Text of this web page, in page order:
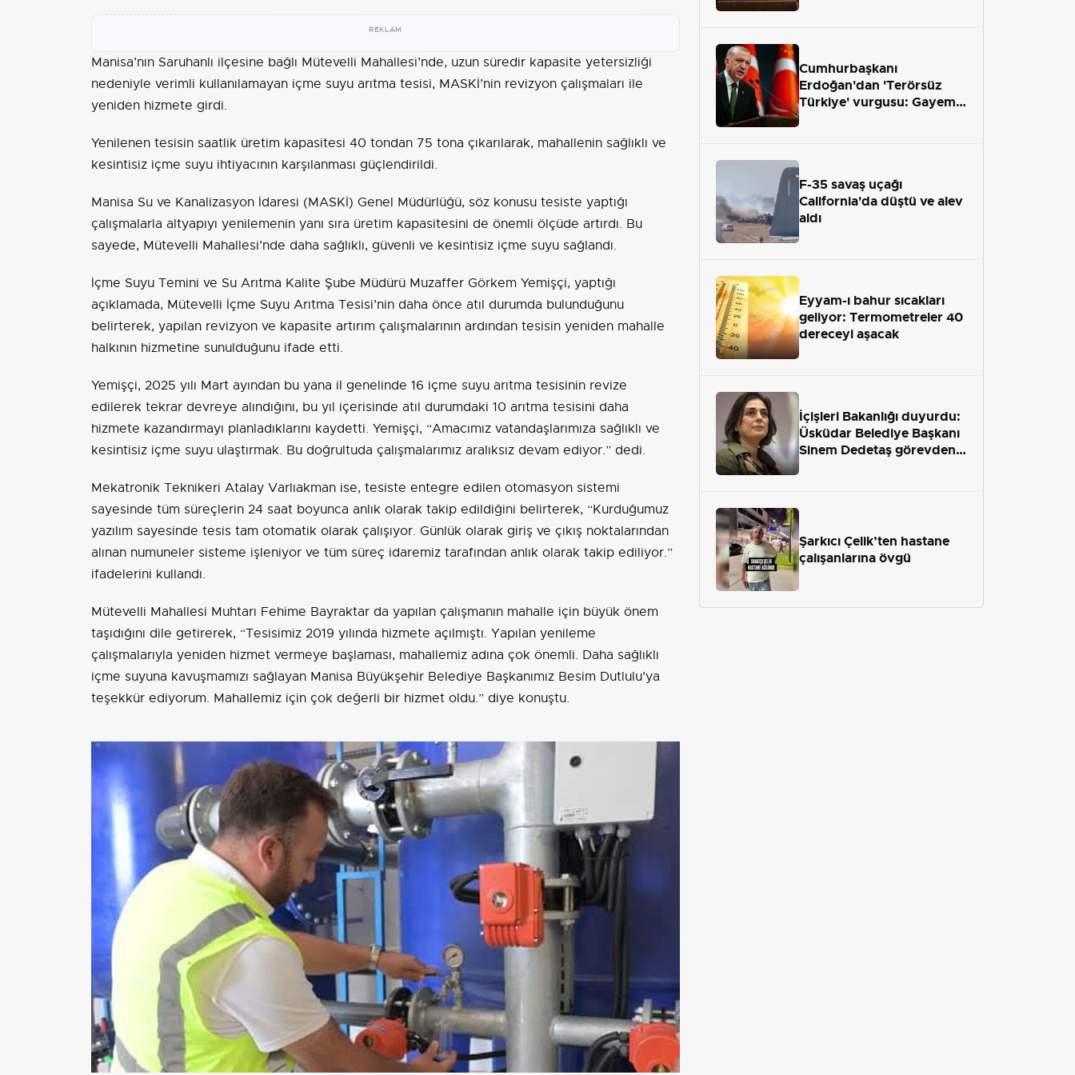
REKLAM
Manisa’nın Saruhanlı ilçesine bağlı Mütevelli Mahallesi’nde, uzun süredir kapasite yetersizliği
nedeniyle verimli kullanılamayan içme suyu arıtma tesisi, MASKİ’nin revizyon çalışmaları ile
yeniden hizmete girdi.
Yenilenen tesisin saatlik üretim kapasitesi 40 tondan 75 tona çıkarılarak, mahallenin sağlıklı ve
kesintisiz içme suyu ihtiyacının karşılanması güçlendirildi.
Manisa Su ve Kanalizasyon İdaresi (MASKİ) Genel Müdürlüğü, söz konusu tesiste yaptığı
çalışmalarla altyapıyı yenilemenin yanı sıra üretim kapasitesini de önemli ölçüde artırdı. Bu
sayede, Mütevelli Mahallesi’nde daha sağlıklı, güvenli ve kesintisiz içme suyu sağlandı.
İçme Suyu Temini ve Su Arıtma Kalite Şube Müdürü Muzaffer Görkem Yemişçi, yaptığı
açıklamada, Mütevelli İçme Suyu Arıtma Tesisi’nin daha önce atıl durumda bulunduğunu
belirterek, yapılan revizyon ve kapasite artırım çalışmalarının ardından tesisin yeniden mahalle
halkının hizmetine sunulduğunu ifade etti.
Yemişçi, 2025 yılı Mart ayından bu yana il genelinde 16 içme suyu arıtma tesisinin revize
edilerek tekrar devreye alındığını, bu yıl içerisinde atıl durumdaki 10 arıtma tesisini daha
hizmete kazandırmayı planladıklarını kaydetti. Yemişçi, “Amacımız vatandaşlarımıza sağlıklı ve
kesintisiz içme suyu ulaştırmak. Bu doğrultuda çalışmalarımız aralıksız devam ediyor.” dedi.
Mekatronik Teknikeri Atalay Varlıakman ise, tesiste entegre edilen otomasyon sistemi
sayesinde tüm süreçlerin 24 saat boyunca anlık olarak takip edildiğini belirterek, “Kurduğumuz
yazılım sayesinde tesis tam otomatik olarak çalışıyor. Günlük olarak giriş ve çıkış noktalarından
alınan numuneler sisteme işleniyor ve tüm süreç idaremiz tarafından anlık olarak takip ediliyor.”
ifadelerini kullandı.
Mütevelli Mahallesi Muhtarı Fehime Bayraktar da yapılan çalışmanın mahalle için büyük önem
taşıdığını dile getirerek, “Tesisimiz 2019 yılında hizmete açılmıştı. Yapılan yenileme
çalışmalarıyla yeniden hizmet vermeye başlaması, mahallemiz adına çok önemli. Daha sağlıklı
içme suyuna kavuşmamızı sağlayan Manisa Büyükşehir Belediye Başkanımız Besim Dutlulu’ya
teşekkür ediyorum. Mahallemiz için çok değerli bir hizmet oldu.” diye konuştu.
Cumhurbaşkanı
Erdoğan'dan 'Terörsüz
Türkiye' vurgusu: Gayemiz
F-35 savaş uçağı
California'da düştü ve alev
aldı
Eyyam-ı bahur sıcakları
geliyor: Termometreler 40
dereceyi aşacak
İçişleri Bakanlığı duyurdu:
Üsküdar Belediye Başkanı
Sinem Dedetaş görevden
Şarkıcı Çelik’ten hastane
çalışanlarına övgü